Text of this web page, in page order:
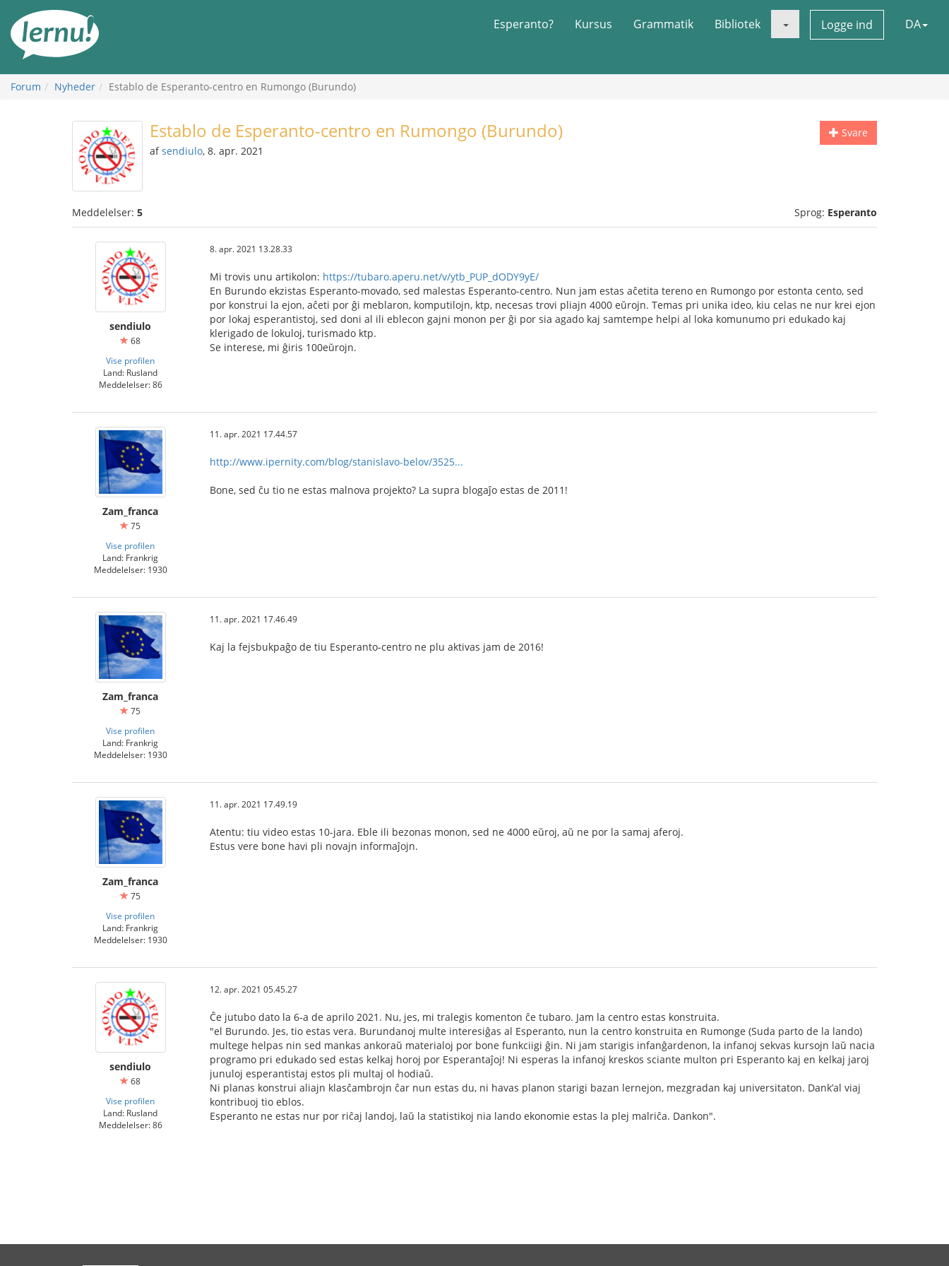
indholdet
Esperanto? Kursus Grammatik Bibliotek Logge ind DA
Forum Nyheder Establo de Esperanto-centro en Rumongo (Burundo)
Svare
Establo de Esperanto-centro en Rumongo (Burundo)
afsendiulo, 8. apr. 2021
Meddelelser: 5 Sprog: Esperanto
sendiulo
68
Vise profilen
Land: Rusland
Meddelelser: 86
8. apr. 2021 13.28.33
Mi trovis unu artikolon: https://tubaro.aperu.net/v/ytb_PUP_dODY9yE/
En Burundo ekzistas Esperanto-movado, sed malestas Esperanto-centro. Nun jam estas aĉetita tereno en Rumongo por estonta cento, sed
por konstrui la ejon, aĉeti por ĝi meblaron, komputilojn, ktp, necesas trovi pliajn 4000 eŭrojn. Temas pri unika ideo, kiu celas ne nur krei ejon
por lokaj esperantistoj, sed doni al ili eblecon gajni monon per ĝi por sia agado kaj samtempe helpi al loka komunumo pri edukado kaj
klerigado de lokuloj, turismado ktp.
Se interese, mi ĝiris 100eŭrojn.
Zam_franca
75
Vise profilen
Land: Frankrig
Meddelelser: 1930
11. apr. 2021 17.44.57
http://www.ipernity.com/blog/stanislavo-belov/3525...
Bone, sed ĉu tio ne estas malnova projekto? La supra blogaĵo estas de 2011!
Zam_franca
75
Vise profilen
Land: Frankrig
Meddelelser: 1930
11. apr. 2021 17.46.49
Kaj la fejsbukpaĝo de tiu Esperanto-centro ne plu aktivas jam de 2016!
Zam_franca
75
Vise profilen
Land: Frankrig
Meddelelser: 1930
11. apr. 2021 17.49.19
Atentu: tiu video estas 10-jara. Eble ili bezonas monon, sed ne 4000 eŭroj, aŭ ne por la samaj aferoj.
Estus vere bone havi pli novajn informaĵojn.
sendiulo
68
Vise profilen
Land: Rusland
Meddelelser: 86
12. apr. 2021 05.45.27
Ĉe jutubo dato la 6-a de aprilo 2021. Nu, jes, mi tralegis komenton ĉe tubaro. Jam la centro estas konstruita.
"el Burundo. Jes, tio estas vera. Burundanoj multe interesiĝas al Esperanto, nun la centro konstruita en Rumonge (Suda parto de la lando)
multege helpas nin sed mankas ankoraŭ materialoj por bone funkciigi ĝin. Ni jam starigis infanĝardenon, la infanoj sekvas kursojn laŭ nacia
programo pri edukado sed estas kelkaj horoj por Esperantaĵoj! Ni esperas la infanoj kreskos sciante multon pri Esperanto kaj en kelkaj jaroj
junuloj esperantistaj estos pli multaj ol hodiaŭ.
Ni planas konstrui aliajn klasĉambrojn ĉar nun estas du, ni havas planon starigi bazan lernejon, mezgradan kaj universitaton. Dank’al viaj
kontribuoj tio eblos.
Esperanto ne estas nur por riĉaj landoj, laŭ la statistikoj nia lando ekonomie estas la plej malriĉa. Dankon".